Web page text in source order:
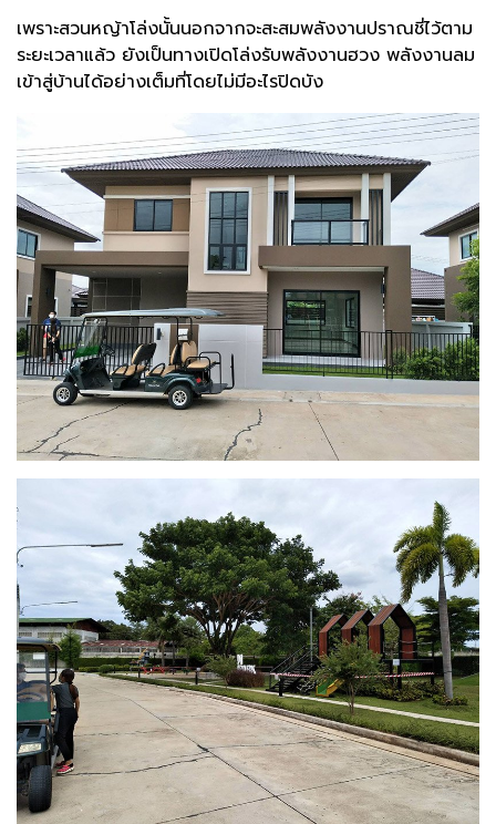
เพราะสวนหญ้าโล่งนั้นนอกจากจะสะสมพลังงานปราณชี่ไว้ตาม
ระยะเวลาแล้ว ยังเป็นทางเปิดโล่งรับพลังงานฮวง พลังงานลม
เข้าสู่บ้านได้อย่างเต็มที่โดยไม่มีอะไรปิดบัง